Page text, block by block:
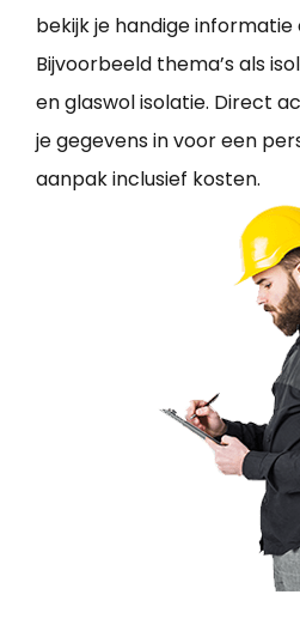
bekijk je handige
Bijvoorbeeld thema’s als
en glaswol isolatie. Direct
je gegevens in voor een
aanpak inclusief kosten.